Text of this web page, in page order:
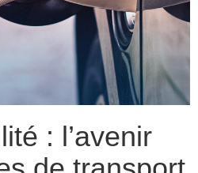
: l’avenir